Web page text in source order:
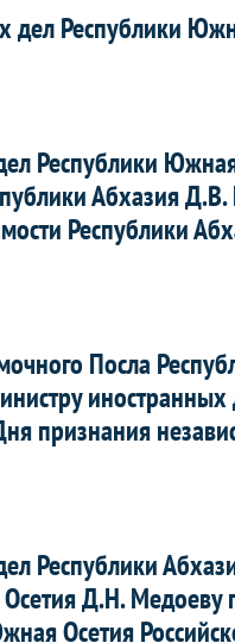
дел Республики
Республики
Абхазия Д.В.
Республики
Посла
иностранных
признания
Республики
Д.Н. Медоеву
Осетия